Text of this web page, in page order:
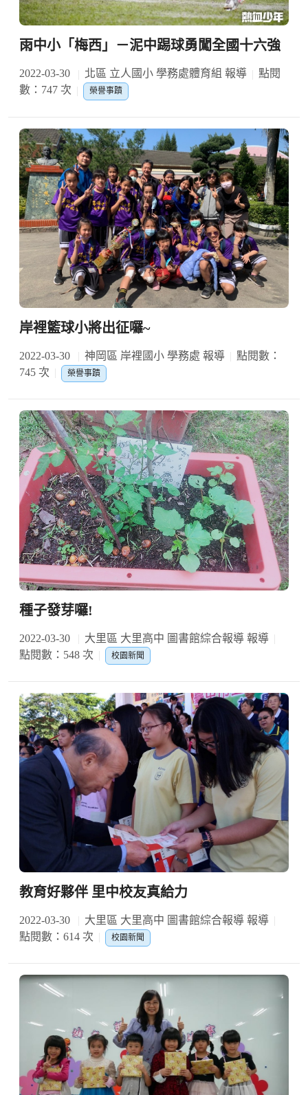
雨中小「梅西」－泥中踢球勇闖全國十六強
2022-03-30 北區 立人國小 學務處體育組 報導
點閱
數：747 次
榮譽事蹟
岸裡籃球小將出征囉~
2022-03-30 神岡區 岸裡國小 學務處 報導
點閱數：
745 次
榮譽事蹟
種子發芽囉!
2022-03-30
大里區 大里高中 圖書館綜合報導 報導
點閱數：548 次
校園新聞
教育好夥伴 里中校友真給力
2022-03-30
大里區 大里高中 圖書館綜合報導 報導
點閱數：614 次
校園新聞